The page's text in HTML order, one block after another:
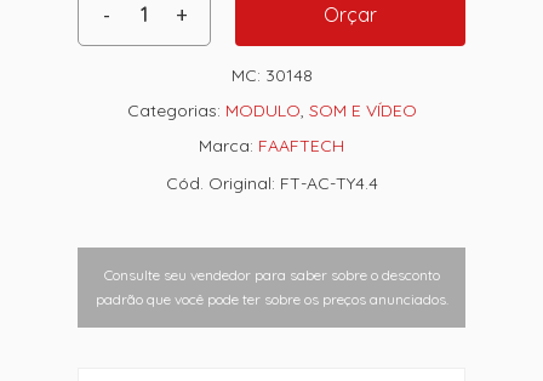
Orçar
MC: 30148
Categorias: MODULO, SOM E VÍDEO
Marca: FAAFTECH
Cód. Original: FT-AC-TY4.4
Consulte seu vendedor para saber sobre o desconto
padrão que você pode ter sobre os preços anunciados.